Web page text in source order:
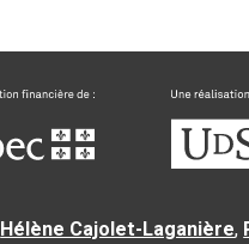
Hélène Cajolet-Laganière,